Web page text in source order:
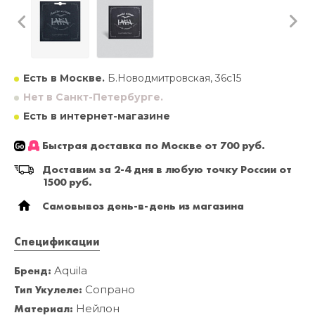
Есть в Москве. Б.Новодмитровская, 36с15
Нет в Санкт-Петербурге.
Есть в интернет-магазине
Быстрая доставка по Москве от 700 руб.
Доставим за 2-4 дня в любую точку России от
1500 руб.
Самовывоз день-в-день из магазина
Спецификации
Бренд: Aquila
Тип Укулеле: Сопрано
Материал: Нейлон